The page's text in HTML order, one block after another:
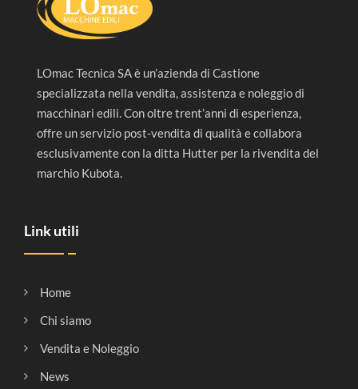
LOmac Tecnica SA è un’azienda di Castione
specializzata nella vendita, assistenza e noleggio di
macchinari edili. Con oltre trent’anni di esperienza,
offre un servizio post-vendita di qualità e collabora
esclusivamente con la ditta Hutter per la rivendita del
marchio Kubota.
Link utili
Home
Chi siamo
Vendita e Noleggio
News